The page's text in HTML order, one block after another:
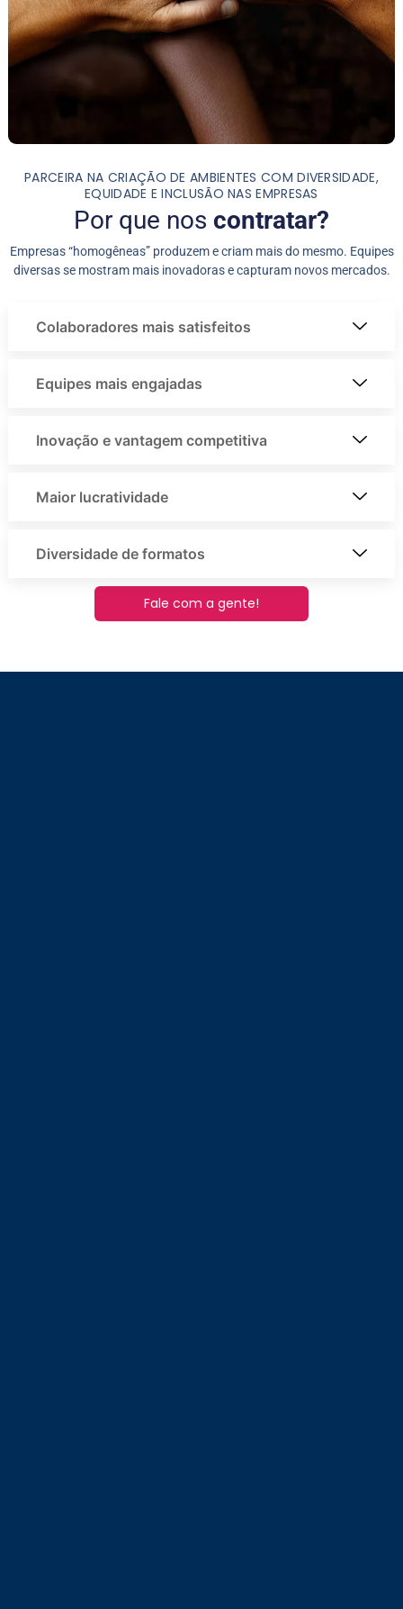
PARCEIRA NA CRIAÇÃO DE AMBIENTES COM DIVERSIDADE,
EQUIDADE E INCLUSÃO NAS EMPRESAS
Por que nos contratar?
Empresas “homogêneas” produzem e criam mais do mesmo. Equipes
diversas se mostram mais inovadoras e capturam novos mercados.
Colaboradores mais satisfeitos
Equipes mais engajadas
Inovação e vantagem competitiva
Maior lucratividade
Diversidade de formatos
Fale com a gente!